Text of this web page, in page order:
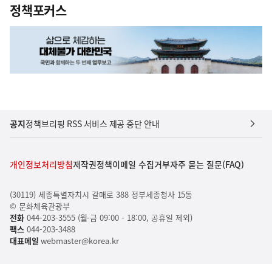
정책포커스
공지정책브리핑 RSS 서비스 제공 중단 안내
개인정보처리방침저작권정책이메일 수집거부자주 묻는 질문(FAQ)
(30119) 세종특별자치시 갈매로 388 정부세종청사 15동
© 문화체육관광부
전화044-203-3555 (월-금 09:00 - 18:00, 공휴일 제외)
팩스044-203-3488
대표메일 webmaster@korea.kr